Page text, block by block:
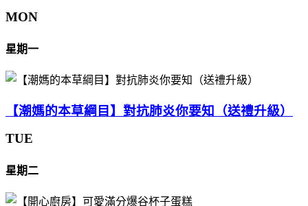
MON
星期一
【潮媽的本草綱目】對抗肺炎你要知（送禮升級）
TUE
星期二